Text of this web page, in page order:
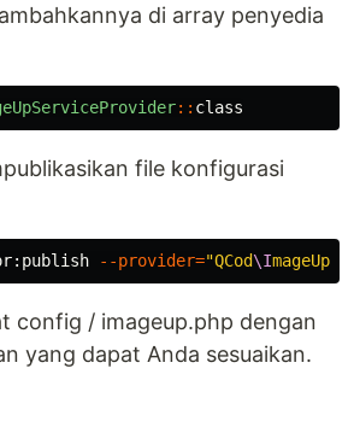
di array penyedia
:: class
file konfigurasi
--provider="QCod\ImageUp
config / imageup.php dengan
yang dapat Anda sesuaikan.